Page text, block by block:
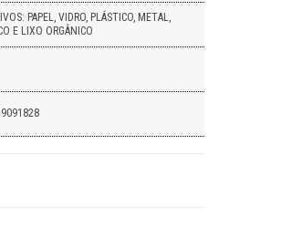
PAPEL, VIDRO, PLÁSTICO, METAL,
E LIXO ORGÂNICO